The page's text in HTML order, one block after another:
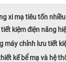
xi mạ tiêu tốn
kiệm điện năng
máy chỉnh lưu tiết
kế bể mạ và hệ